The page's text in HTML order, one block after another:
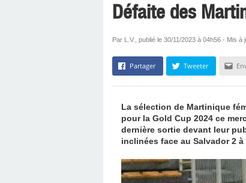
Défaite des
Par L.V., publié le 30/11/2023 à 04h56 - Mis à
Partager Tweeter
La sélection de Martinique
pour la Gold Cup 2024 ce
dernière sortie devant leur
inclinées face au Salvador 2 à